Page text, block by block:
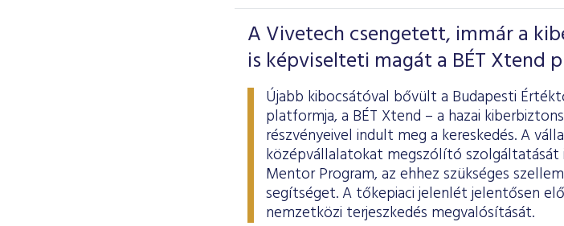
A Vivetech csengetett, immár a
is képviselteti magát a BÉT Xtend
Újabb kibocsátóval bővült a Budapesti
platformja, a BÉT Xtend – a hazai
részvényeivel indult meg a kereskedés. A
középvállalatokat megszólító szolgáltatását
Mentor Program, az ehhez szükséges
segítséget. A tőkepiaci jelenlét jelentősen
nemzetközi terjeszkedés megvalósítását.